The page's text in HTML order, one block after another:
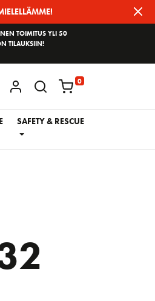
TOIMITUS YLI 50
TILAUKSIIN!
KIRJAUDU / REKISTERÖIDY
0
SAFETY & RESCUE